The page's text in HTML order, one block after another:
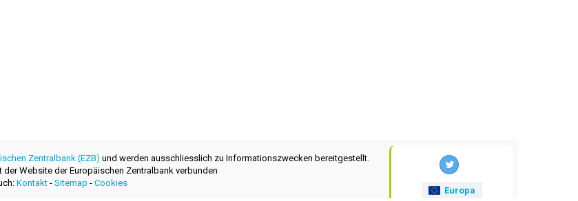
Zentralbank (EZB) und werden ausschliesslich zu Informationszwecken bereitgestellt.
der Website der Europäischen Zentralbank verbunden
Kontakt- Sitemap - Cookies
Europa